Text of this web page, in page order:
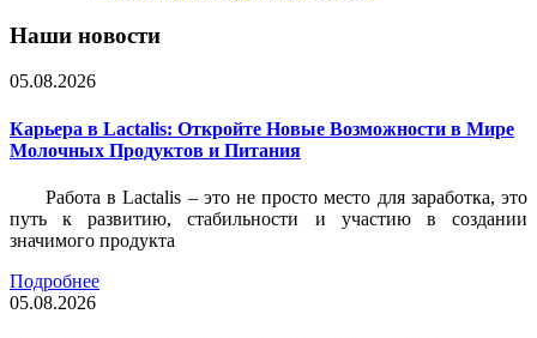
Наши новости
05.08.2026
Карьера в Lactalis: Откройте Новые Возможности в Мире
Молочных Продуктов и Питания
Работа в Lactalis – это не просто место для заработка, это
путь к развитию, стабильности и участию в создании
значимого продукта
Подробнее
05.08.2026